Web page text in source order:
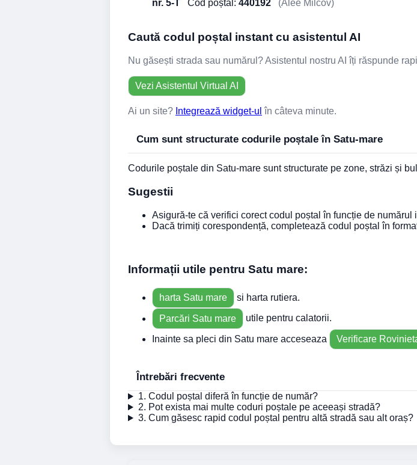
nr. 5-T Cod poștal: 440192 (Alee Milcov)
Caută codul poștal instant cu asistentul AI
Nu găsești strada sau numărul? Asistentul nostru AI îți răspunde
Vezi Asistentul Virtual AI
Ai un site? Integrează widget-ul în câteva minute.
Cum sunt structurate codurile poștale în Satu-mare
Codurile poștale din Satu-mare sunt structurate pe zone, străzi și
Sugestii
Asigură-te că verifici corect codul poștal în funcție de numărul
Dacă trimiți corespondență, completează codul poștal în
Informații utile pentru Satu mare:
harta Satu mare si harta rutiera.
Parcări Satu mare utile pentru calatorii.
Inainte sa pleci din Satu mare acceseaza Verificare
Întrebări frecvente
1. Codul poștal diferă în funcție de număr?
2. Pot exista mai multe coduri poștale pe aceeași stradă?
3. Cum găsesc rapid codul poștal pentru altă stradă sau alt oraș?